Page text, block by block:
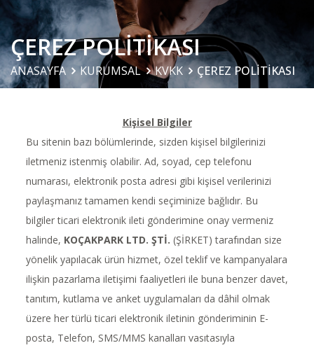
ÇEREZ POLİTİKASI
ANASAYFA KURUMSAL KVKK ÇEREZ POLİTİKASI
Kişisel Bilgiler
Bu sitenin bazı bölümlerinde, sizden kişisel bilgilerinizi
iletmeniz istenmiş olabilir. Ad, soyad, cep telefonu
numarası, elektronik posta adresi gibi kişisel verilerinizi
paylaşmanız tamamen kendi seçiminize bağlıdır. Bu
bilgiler ticari elektronik ileti gönderimine onay vermeniz
halinde, KOÇAKPARK LTD. ŞTİ. (ŞİRKET) tarafından size
yönelik yapılacak ürün hizmet, özel teklif ve kampanyalara
ilişkin pazarlama iletişimi faaliyetleri ile buna benzer davet,
tanıtım, kutlama ve anket uygulamaları da dâhil olmak
üzere her türlü ticari elektronik iletinin gönderiminin E-
posta, Telefon, SMS/MMS kanalları vasıtasıyla